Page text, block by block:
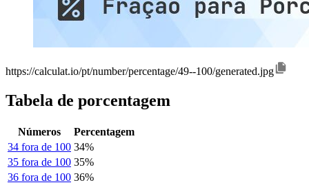
https://calculat.io/pt/number/percentage/49--100/generated.jpg
Tabela de porcentagem
Números
Percentagem
34 fora de 100 34%
35 fora de 100 35%
36 fora de 100 36%